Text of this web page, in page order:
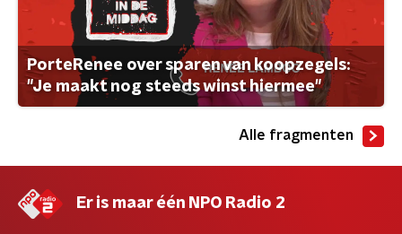
PorteRenee over sparen van koopzegels:
"Je maakt nog steeds winst hiermee"
Alle fragmenten
Er is maar één NPO Radio 2